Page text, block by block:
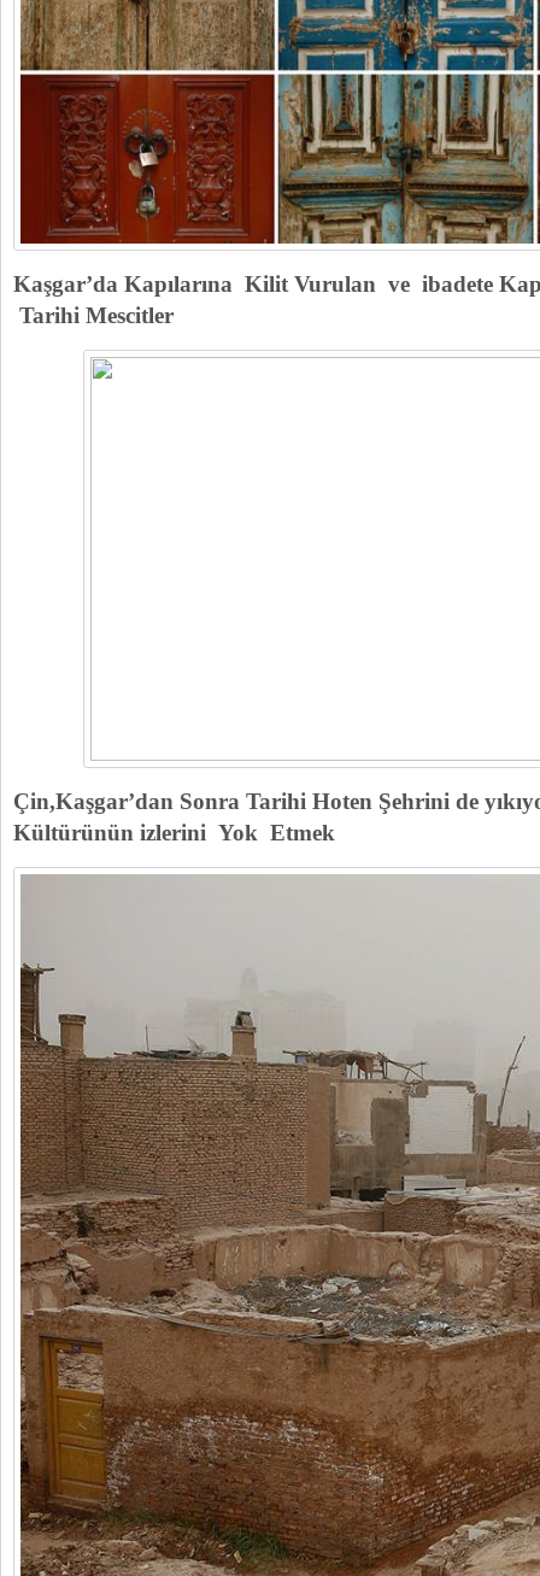
Kaşgar’da Kapılarına Kilit Vurulan ve ibadete
Tarihi Mescitler
Çin,Kaşgar’dan Sonra Tarihi Hoten Şehrini de
Kültürünün izlerini Yok Etmek